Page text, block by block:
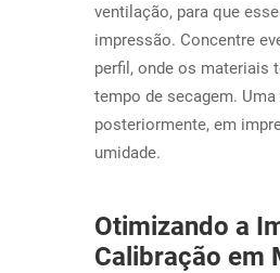
ventilação, para que
impressão. Concentre
perfil, onde os materiais
tempo de secagem.
posteriormente, em
umidade.
Otimizando a
Calibração em